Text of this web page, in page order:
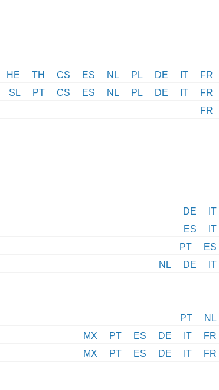
HE TH CS ES NL PL DE IT FR
SL PT CS ES NL PL DE IT FR
FR
DE IT
ES IT
PT ES
NL DE IT
PT NL
MX PT ES DE IT FR
MX PT ES DE IT FR